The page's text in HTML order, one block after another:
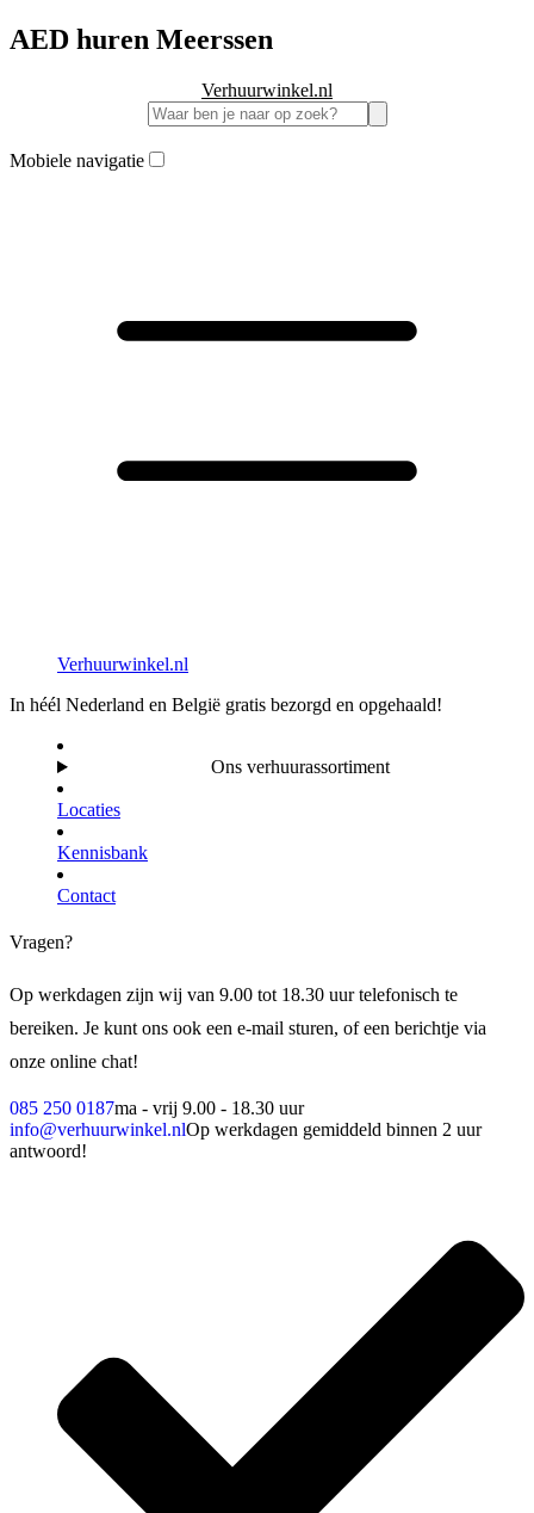
AED huren Meerssen
Verhuurwinkel.nl
Mobiele navigatie
Verhuurwinkel.nl
In héél Nederland en België gratis bezorgd en opgehaald!
Ons verhuurassortiment
Locaties
Kennisbank
Contact
Vragen?
Op werkdagen zijn wij van 9.00 tot 18.30 uur telefonisch te
bereiken. Je kunt ons ook een e-mail sturen, of een berichtje via
onze online chat!
085 250 0187ma - vrij 9.00 - 18.30 uur
info@verhuurwinkel.nlOp werkdagen gemiddeld binnen 2 uur
antwoord!